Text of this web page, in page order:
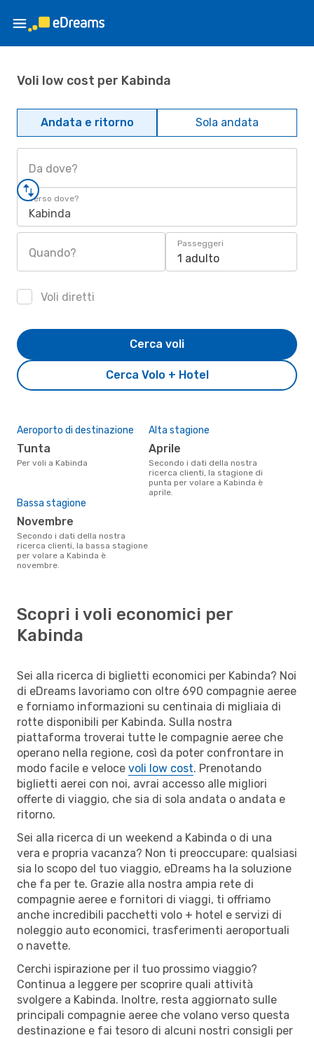
Voli low cost per Kabinda
Andata e ritorno Sola andata
Da dove?
Verso dove?
Kabinda
Quando?
Passeggeri
1 adulto
Voli diretti
Cerca Volo + Hotel
Cerca voli
Aeroporto di destinazione
Tunta
Per voli a Kabinda
Alta stagione
aprile
Secondo i dati della nostra
ricerca clienti, la stagione di
punta per volare a Kabinda è
aprile.
Bassa stagione
novembre
Secondo i dati della nostra
ricerca clienti, la bassa stagione
per volare a Kabinda è
novembre.
Scopri i voli economici per
Kabinda
Sei alla ricerca di biglietti economici per Kabinda? Noi
di eDreams lavoriamo con oltre 690 compagnie aeree
e forniamo informazioni su centinaia di migliaia di
rotte disponibili per Kabinda. Sulla nostra
piattaforma troverai tutte le compagnie aeree che
operano nella regione, così da poter confrontare in
modo facile e veloce voli low cost. Prenotando
biglietti aerei con noi, avrai accesso alle migliori
offerte di viaggio, che sia di sola andata o andata e
ritorno.
Sei alla ricerca di un weekend a Kabinda o di una
vera e propria vacanza? Non ti preoccupare: qualsiasi
sia lo scopo del tuo viaggio, eDreams ha la soluzione
che fa per te. Grazie alla nostra ampia rete di
compagnie aeree e fornitori di viaggi, ti offriamo
anche incredibili pacchetti volo + hotel e servizi di
noleggio auto economici, trasferimenti aeroportuali
o navette.
Cerchi ispirazione per il tuo prossimo viaggio?
Continua a leggere per scoprire quali attività
svolgere a Kabinda. Inoltre, resta aggiornato sulle
principali compagnie aeree che volano verso questa
destinazione e fai tesoro di alcuni nostri consigli per